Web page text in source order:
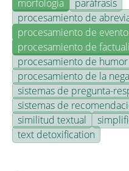
morfología
paráfrasis
procesamiento de
procesamiento de
procesamiento de
procesamiento de humor
procesamiento de la
sistemas de pregunta-
sistemas de
similitud textual
text detoxification